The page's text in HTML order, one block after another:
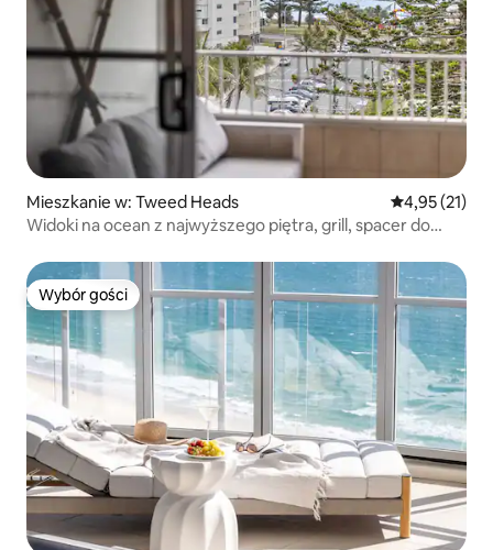
Mieszkanie w: Tweed Heads Średnia
4,95 (21)
Widoki na ocean z najwyższego piętra, grill, spacer do
Wybór gości
Wybór gości